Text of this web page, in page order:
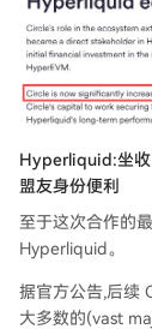
Hyperliquid:坐收
盟友身份便利
至于这次合作的
Hyperliquid。
据官方公告,后续
大多数的(vast